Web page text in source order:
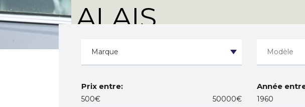
ALAIS
Prix entre:
500€ 50000€
Année
1960